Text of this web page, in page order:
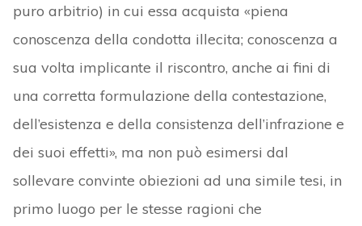
puro arbitrio) in cui essa acquista «piena
conoscenza della condotta illecita; conoscenza a
sua volta implicante il riscontro, anche ai fini di
una corretta formulazione della contestazione,
dell’esistenza e della consistenza dell’infrazione e
dei suoi effetti», ma non può esimersi dal
sollevare convinte obiezioni ad una simile tesi, in
primo luogo per le stesse ragioni che